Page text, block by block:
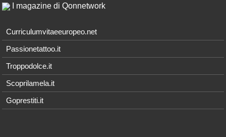
I magazine di Qonnetwork
Curriculumvitaeeuropeo.net
Passionetattoo.it
Troppodolce.it
Scoprilamela.it
Goprestiti.it